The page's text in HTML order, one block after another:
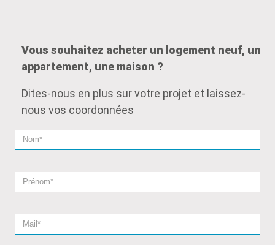
Vous souhaitez acheter un logement neuf, un
appartement, une maison ?
Dites-nous en plus sur votre projet et laissez-
nous vos coordonnées